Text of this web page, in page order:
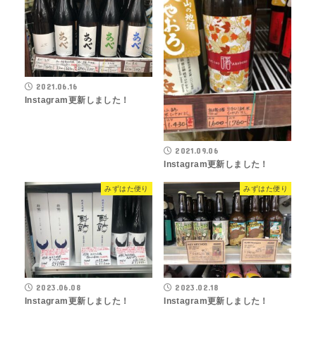
2021.06.16
Instagram更新しました！
2021.09.06
Instagram更新しました！
みずはた便り
2023.06.08
Instagram更新しました！
みずはた便り
2023.02.18
Instagram更新しました！